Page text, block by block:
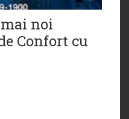
noi
Confort cu